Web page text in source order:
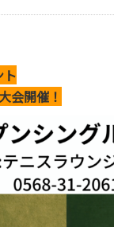
ト
会開催！